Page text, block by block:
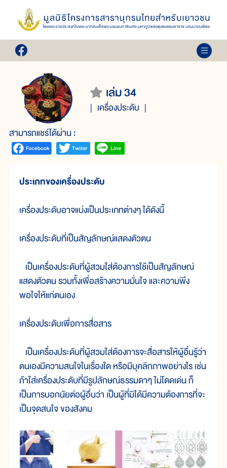
เล่ม 34
เครื่องประดับ
สามารถแชร์ได้ผ่าน :
ประเภทของเครื่องประดับ
เครื่องประดับอาจแบ่งเป็นประเภทต่างๆ ได้ดังนี้
เครื่องประดับที่เป็นสัญลักษณ์แสดงตัวตน
เป็นเครื่องประดับที่ผู้สวมใส่ต้องการใช้เป็นสัญลักษณ์
แสดงตัวตน รวมทั้งเพื่อสร้างความมั่นใจ และความพึง
พอใจให้แก่ตนเอง
เครื่องประดับเพื่อการสื่อสาร
เป็นเครื่องประดับที่ผู้สวมใส่ต้องการจะสื่อสารให้ผู้อื่นรู้ว่า
ตนเองมีความสนใจในเรื่องใด หรือมีบุคลิกภาพอย่างไร เช่น
ถ้าใส่เครื่องประดับที่มีรูปลักษณ์ธรรมดาๆ ไม่โดดเด่น ก็
เป็นการบอกนัยต่อผู้อื่นว่า เป็นผู้ที่มิได้มีความต้องการที่จะ
เป็นจุดสนใจ ของสังคม